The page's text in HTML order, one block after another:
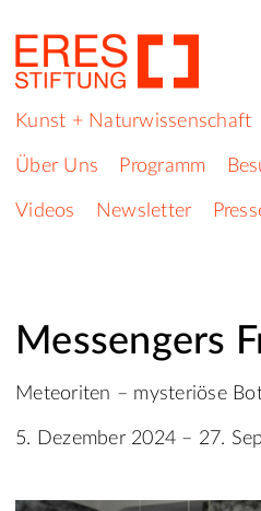
Kunst + Naturwissenschaft
Über Uns Programm
Videos Newsletter
Messengers
Meteoriten – mysteriöse
5. Dezember 2024 – 27.